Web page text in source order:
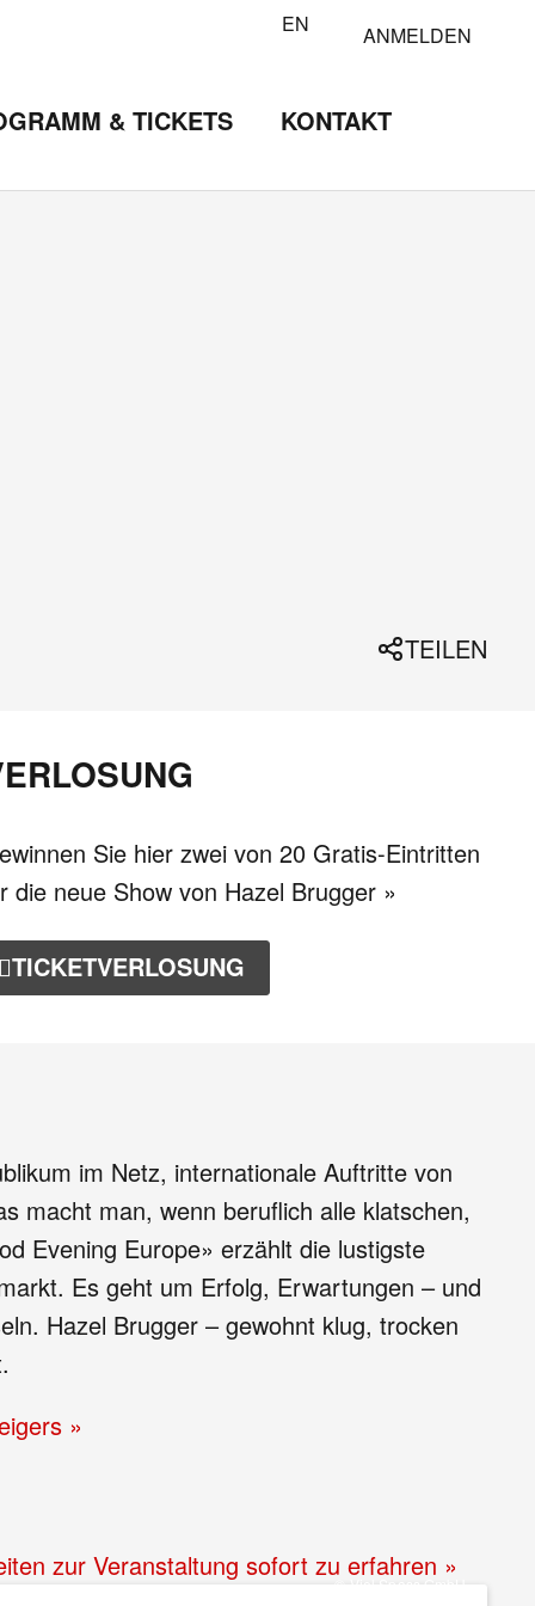
EN ANMELDEN
& TICKETS KONTAKT
TEILEN
Sie hier zwei von 20 Gratis-Eintritten
die neue Show von Hazel Brugger »
TICKETVERLOSUNG
im Netz, internationale Auftritte von
macht man, wenn beruflich alle klatschen,
Evening Europe» erzählt die lustigste
Es geht um Erfolg, Erwartungen – und
Hazel Brugger – gewohnt klug, trocken
»
zur Veranstaltung sofort zu erfahren »